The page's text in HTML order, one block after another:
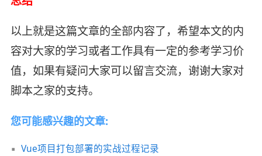
以上就是这篇文章的全部内容了，希望本文的内
容对大家的学习或者工作具有一定的参考学习价
值，如果有疑问大家可以留言交流，谢谢大家对
脚本之家的支持。
您可能感兴趣的文章:
Vue项目打包部署的实战过程记录